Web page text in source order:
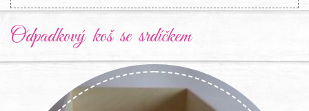
Odpadkový koš se srdíčkem